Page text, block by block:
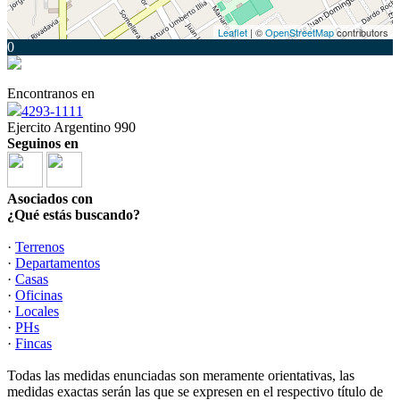
Leaflet | ©OpenStreetMapcontributors
0
Encontranos en
4293-1111
Ejercito Argentino 990
Seguinos en
Asociados con
¿Qué estás buscando?
· Terrenos
· Departamentos
· Casas
· Oficinas
· Locales
· PHs
· Fincas
Todas las medidas enunciadas son meramente orientativas, las
medidas exactas serán las que se expresen en el respectivo título de